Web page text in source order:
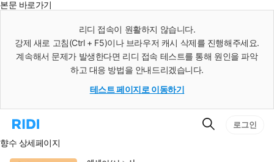
본문 바로가기
리디 접속이 원활하지 않습니다.
강제 새로 고침(Ctrl + F5)이나 브라우저 캐시 삭제를 진행해주세요.
계속해서 문제가 발생한다면 리디 접속 테스트를 통해 원인을 파악
하고 대응 방법을 안내드리겠습니다.
테스트 페이지로 이동하기
리
홈
검
로그인
향수 상세페이지